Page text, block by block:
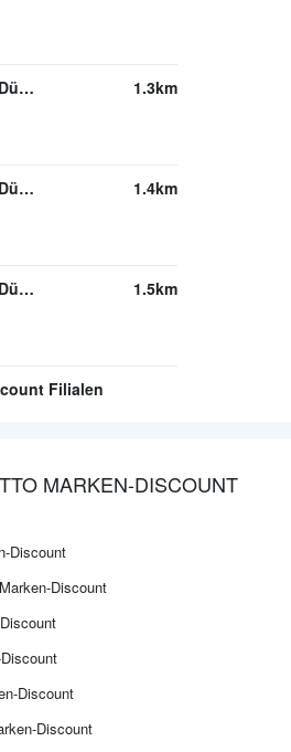
Netto Marken-Discount Düsseldorf 1.3km
Netto Marken-Discount Düsseldorf 1.4km
Netto Marken-Discount Düsseldorf 1.5km
Filialen
MARKEN-DISCOUNT
Discount
Discount
Discount
Discount